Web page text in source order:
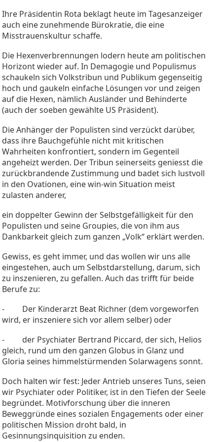
Ihre Präsidentin Rota beklagt heute im Tagesanzeiger
auch eine zunehmende Bürokratie, die eine
Misstrauenskultur schaffe.
Die Hexenverbrennungen lodern heute am politischen
Horizont wieder auf. In Demagogie und Populismus
schaukeln sich Volkstribun und Publikum gegenseitig
hoch und gaukeln einfache Lösungen vor und zeigen
auf die Hexen, nämlich Ausländer und Behinderte
(auch der soeben gewählte US Präsident).
Die Anhänger der Populisten sind verzückt darüber,
dass ihre Bauchgefühle nicht mit kritischen
Wahrheiten konfrontiert, sondern im Gegenteil
angeheizt werden. Der Tribun seinerseits geniesst die
zurückbrandende Zustimmung und badet sich lustvoll
in den Ovationen, eine win-win Situation meist
zulasten anderer,
ein doppelter Gewinn der Selbstgefälligkeit für den
Populisten und seine Groupies, die von ihm aus
Dankbarkeit gleich zum ganzen „Volk“ erklärt werden.
Gewiss, es geht immer, und das wollen wir uns alle
eingestehen, auch um Selbstdarstellung, darum, sich
zu inszenieren, zu gefallen. Auch das trifft für beide
Berufe zu:
- Der Kinderarzt Beat Richner (dem vorgeworfen
wird, er inszeniere sich vor allem selber) oder
- der Psychiater Bertrand Piccard, der sich, Helios
gleich, rund um den ganzen Globus in Glanz und
Gloria seines himmelstürmenden Solarwagens sonnt.
Doch halten wir fest: Jeder Antrieb unseres Tuns, seien
wir Psychiater oder Politiker, ist in den Tiefen der Seele
begründet. Motivforschung über die inneren
Beweggründe eines sozialen Engagements oder einer
politischen Mission droht bald, in
Gesinnungsinquisition zu enden.